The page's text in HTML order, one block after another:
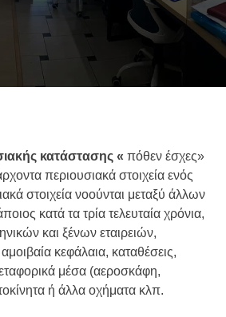
κατάστασης «πόθεν έσχες»
περιουσιακά στοιχεία ενός
στοιχεία νοούνται μεταξύ άλλων
κατά τα τρία τελευταία χρόνια,
και ξένων εταιρειών,
κεφάλαια, καταθέσεις,
μέσα (αεροσκάφη,
ή άλλα οχήματα κλπ.